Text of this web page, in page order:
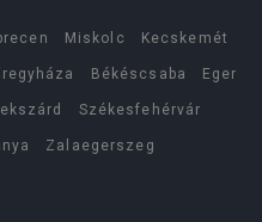
Miskolc Kecskemét
Békéscsaba Eger
Székesfehérvár
Zalaegerszeg